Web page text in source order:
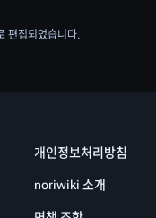
편집되었습니다.
개인정보처리방침
noriwiki 소개